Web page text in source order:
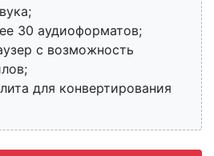
30 аудиоформатов;
с возможность
для конвертирования